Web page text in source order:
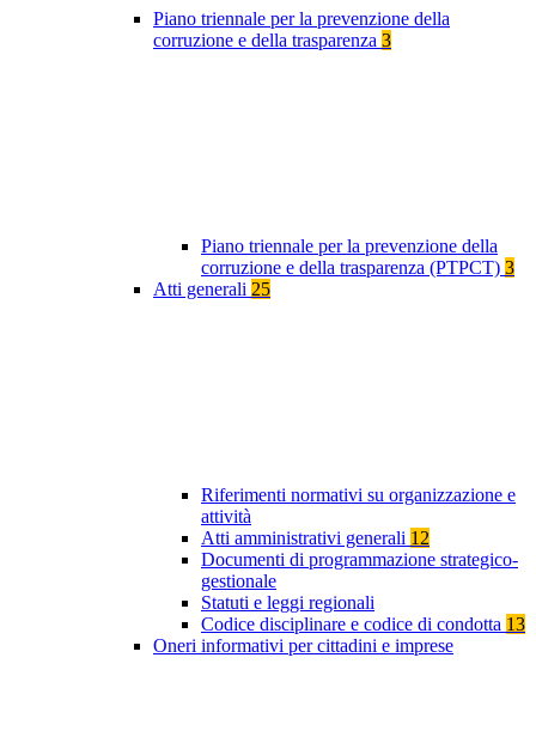
Piano triennale per la prevenzione della
corruzione e della trasparenza 3
Piano triennale per la prevenzione della
corruzione e della trasparenza (PTPCT) 3
Atti generali 25
Riferimenti normativi su organizzazione e
attività
Atti amministrativi generali 12
Documenti di programmazione strategico-
gestionale
Statuti e leggi regionali
Codice disciplinare e codice di condotta 13
Oneri informativi per cittadini e imprese